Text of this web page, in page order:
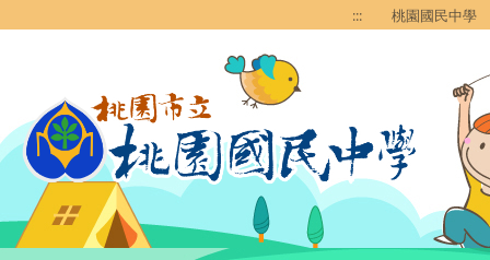
::: 桃園國民中學